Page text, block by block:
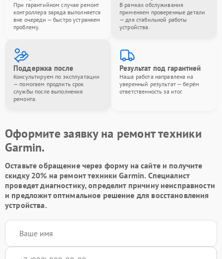
При гарантийном случае ремонт
контроллера заряда выполняется
вне очереди — быстро устраняем
проблему.
В рамках обслуживания
применяем проверенные детали
— для стабильной работы
устройства.
Поддержка после
Консультируем по эксплуатации
— помогаем продлить срок
службы после выполнения
ремонта.
Результат под гарантией
Наша работа направлена на
уверенный результат — берём
ответственность за итог.
Оформите заявку на ремонт техники
Garmin.
Оставьте обращение через форму на сайте и получите
скидку 20% на ремонт техники Garmin. Специалист
проведет диагностику, определит причину неисправности
и предложит оптимальное решение для восстановления
устройства.